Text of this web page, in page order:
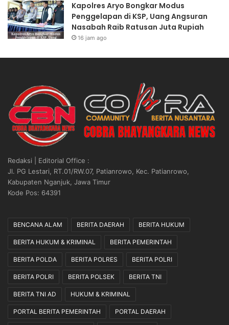
Kapolres Aryo Bongkar Modus
Penggelapan di KSP, Uang Angsuran
Nasabah Raib Ratusan Juta Rupiah
16 jam ago
Redaksi | Editorial Office :
Jl. PG Lestari, RT.01/RW.07, Patianrowo, Kec. Patianrowo,
Kabupaten Nganjuk, Jawa Timur
Kode Pos: 64391
BENCANA ALAM BERITA DAERAH BERITA HUKUM
BERITA HUKUM & KRIMINAL BERITA PEMERINTAH
BERITA POLDA BERITA POLRES BERITA POLRI
BERITA POLRI BERITA POLSEK BERITA TNI
BERITA TNI AD HUKUM & KRIMINAL
PORTAL BERITA PEMERINTAH PORTAL DAERAH